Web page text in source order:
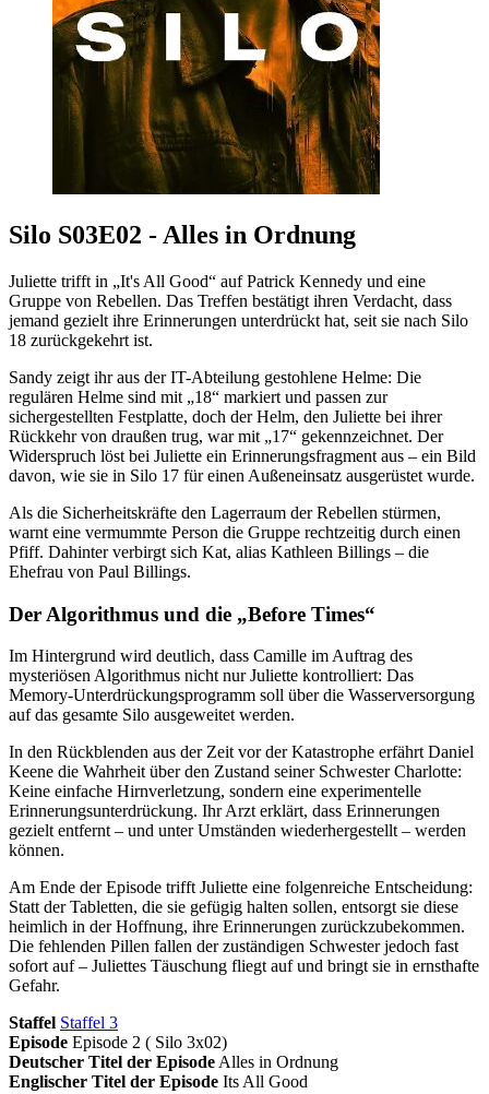
Silo S03E02 - Alles in Ordnung
Juliette trifft in „It's All Good“ auf Patrick Kennedy und eine
Gruppe von Rebellen. Das Treffen bestätigt ihren Verdacht, dass
jemand gezielt ihre Erinnerungen unterdrückt hat, seit sie nach Silo
18 zurückgekehrt ist.
Sandy zeigt ihr aus der IT-Abteilung gestohlene Helme: Die
regulären Helme sind mit „18“ markiert und passen zur
sichergestellten Festplatte, doch der Helm, den Juliette bei ihrer
Rückkehr von draußen trug, war mit „17“ gekennzeichnet. Der
Widerspruch löst bei Juliette ein Erinnerungsfragment aus – ein Bild
davon, wie sie in Silo 17 für einen Außeneinsatz ausgerüstet wurde.
Als die Sicherheitskräfte den Lagerraum der Rebellen stürmen,
warnt eine vermummte Person die Gruppe rechtzeitig durch einen
Pfiff. Dahinter verbirgt sich Kat, alias Kathleen Billings – die
Ehefrau von Paul Billings.
Der Algorithmus und die „Before Times“
Im Hintergrund wird deutlich, dass Camille im Auftrag des
mysteriösen Algorithmus nicht nur Juliette kontrolliert: Das
Memory-Unterdrückungsprogramm soll über die Wasserversorgung
auf das gesamte Silo ausgeweitet werden.
In den Rückblenden aus der Zeit vor der Katastrophe erfährt Daniel
Keene die Wahrheit über den Zustand seiner Schwester Charlotte:
Keine einfache Hirnverletzung, sondern eine experimentelle
Erinnerungsunterdrückung. Ihr Arzt erklärt, dass Erinnerungen
gezielt entfernt – und unter Umständen wiederhergestellt – werden
können.
Am Ende der Episode trifft Juliette eine folgenreiche Entscheidung:
Statt der Tabletten, die sie gefügig halten sollen, entsorgt sie diese
heimlich in der Hoffnung, ihre Erinnerungen zurückzubekommen.
Die fehlenden Pillen fallen der zuständigen Schwester jedoch fast
sofort auf – Juliettes Täuschung fliegt auf und bringt sie in ernsthafte
Gefahr.
Staffel Staffel 3
Episode Episode 2 ( Silo 3x02)
Deutscher Titel der Episode Alles in Ordnung
Englischer Titel der Episode Its All Good